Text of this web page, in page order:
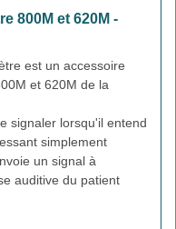
800M et 620M -
est un accessoire
et 620M de la
signaler lorsqu'il entend
simplement
un signal à
auditive du patient